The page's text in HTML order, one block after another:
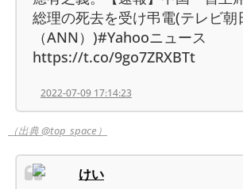
総理の死去を受け弔電(テレビ朝
（ANN）)#Yahooニュース
https://t.co/9go7ZRXBTt
2022-07-09 17:14:23
（出典 @top_space）
けい